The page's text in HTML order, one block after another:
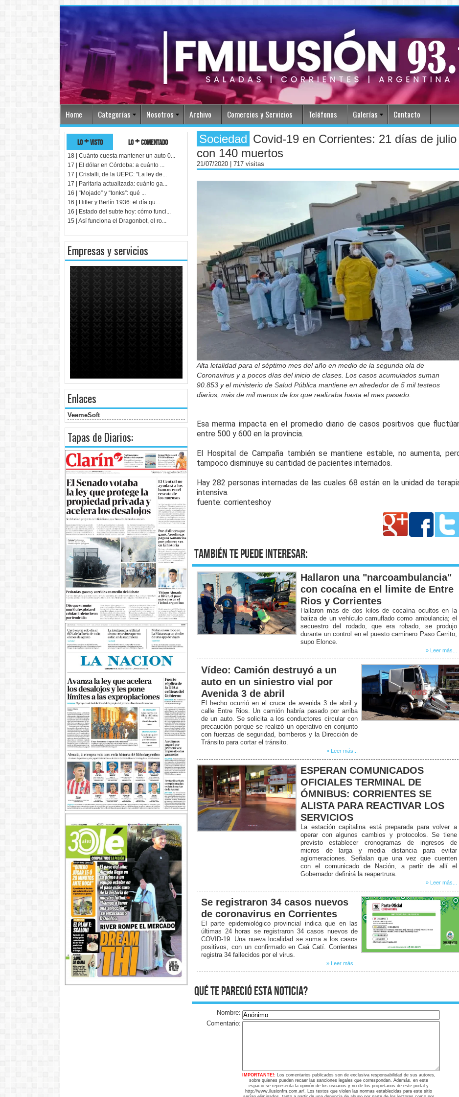
Home Categorías Nosotros Archivo Comercios y Servicios Teléfonos Galerías Contacto
lo + visto lo + comentado
18 | Cuánto cuesta mantener un auto 0...
17 | El dólar en Córdoba: a cuánto ...
17 | Cristalli, de la UEPC: "La ley de...
17 | Paritaria actualizada: cuánto ga...
16 | “Mojado” y “tonks”: qué ...
16 | Hitler y Berlín 1936: el día qu...
16 | Estado del subte hoy: cómo funci...
15 | Así funciona el Dragonbot, el ro...
Empresas y servicios
Enlaces
VeemeSoft
Tapas de Diarios:
Sociedad Covid-19 en Corrientes: 21 días de julio
con 140 muertos
21/07/2020 | 717 visitas
Alta letalidad para el séptimo mes del año en medio de la segunda ola de
Coronavirus y a pocos días del inicio de clases. Los casos acumulados suman
90.853 y el ministerio de Salud Pública mantiene en alrededor de 5 mil testeos
diarios, más de mil menos de los que realizaba hasta el mes pasado.
Esa merma impacta en el promedio diario de casos positivos que
entre 500 y 600 en la provincia.
El Hospital de Campaña también se mantiene estable, no aumenta,
tampoco disminuye su cantidad de pacientes internados.
Hay 282 personas internadas de las cuales 68 están en la unidad de
intensiva.
fuente: corrienteshoy
También te puede interesar:
Hallaron una "narcoambulancia"
con cocaína en el limite de Entre
Rios y Corrientes
Hallaron más de dos kilos de cocaína ocultos en la
baliza de un vehículo camuflado como ambulancia; el
secuestro del rodado, que era robado, se produjo
durante un control en el puesto caminero Paso Cerrito,
supo Elonce.
» Leer más...
Vídeo: Camión destruyó a un
auto en un siniestro vial por
Avenida 3 de abril
El hecho ocurrió en el cruce de avenida 3 de abril y
calle Entre Rios. Un camión habría pasado por arriba
de un auto. Se solicita a los conductores circular con
precaución porque se realizó un operativo en conjunto
con fuerzas de seguridad, bomberos y la Dirección de
Tránsito para cortar el tránsito.
» Leer más...
ESPERAN COMUNICADOS
OFICIALES TERMINAL DE
ÓMNIBUS: CORRIENTES SE
ALISTA PARA REACTIVAR LOS
SERVICIOS
La estación capitalina está preparada para volver a
operar con algunos cambios y protocolos. Se tiene
previsto establecer cronogramas de ingresos de
micros de larga y media distancia para evitar
aglomeraciones. Señalan que una vez que cuenten
con el comunicado de Nación, a partir de allí el
Gobernador definirá la reapertrura.
» Leer más...
Se registraron 34 casos nuevos
de coronavirus en Corrientes
El parte epidemiológico provincial indica que en las
últimas 24 horas se registraron 34 casos nuevos de
COVID-19. Una nueva localidad se suma a los casos
positivos, con un confirmado en Caá Catí. Corrientes
registra 34 fallecidos por el virus.
» Leer más...
qué te pareció esta noticia?
Nombre:
Comentario:
IMPORTANTE!:
Los comentarios publicados son de exclusiva responsabilidad de sus autores,
sobre quienes pueden recaer las sanciones legales que correspondan. Además, en este
espacio se representa la opinión de los usuarios y no de los propietarios de este portal y
http://www.ilusionfm.com.ar/. Los textos que violen las normas establecidas para este sitio